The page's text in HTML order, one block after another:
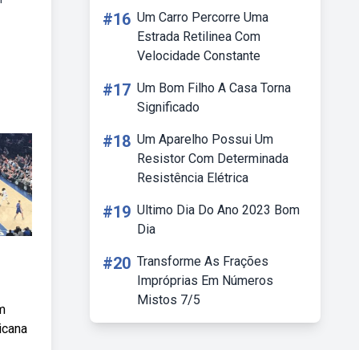
#16 Um Carro Percorre Uma
Estrada Retilinea Com
Velocidade Constante
#17 Um Bom Filho A Casa Torna
Significado
#18 Um Aparelho Possui Um
Resistor Com Determinada
Resistência Elétrica
#19 Ultimo Dia Do Ano 2023 Bom
Dia
#20 Transforme As Frações
Impróprias Em Números
Mistos 7/5